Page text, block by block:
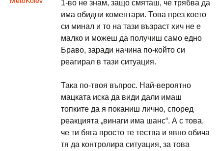
1-во не знам, защо смяташ, че трябва да
има обидни коментари. Това през което
си минал и то на тази възраст хич не е
малко и можеш да получиш само едно
Браво, заради начина по-който си
реагирал в тази ситуация.
Така по-твоя въпрос. Най-вероятно
мацката иска да види дали имаш
топките да я поканиш лично, според
реакцията „винаги има шанс“. А с това,
че ти бяга просто те тества и явно обича
тя да контролира ситуация, за това